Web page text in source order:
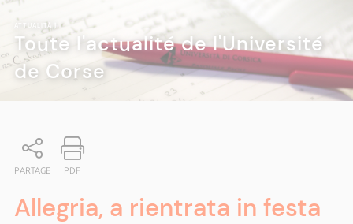
ATTUALITÀ|
Toute l'actualité de l'Université
de Corse
PARTAGE PDF
Allegria, a rientrata in festa